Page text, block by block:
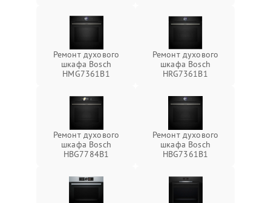
Ремонт духового
шкафа Bosch
HMG7361B1
Ремонт духового
шкафа Bosch
HRG7361B1
Ремонт духового
шкафа Bosch
HBG7784B1
Ремонт духового
шкафа Bosch
HBG7361B1